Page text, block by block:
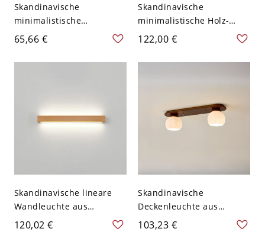
Skandinavische
minimalistische
Wandleuchte aus Holz,
milchiger Glasschirm für
sanftes Ambientelicht,
65,66 €
Skandinavische
minimalistische Holz-
Wandleuchte, verstellbare
lineare Spiegelleuchte
fürs Bad - 110V-120V 2
122,00 €
Skandinavische lineare
Wandleuchte aus
Massivholz,
minimalistische LED-
120,02 €
Skandinavische
Deckenleuchte aus
Massivholz mit gerippten
Glaskugeln & sanftem
103,23 €